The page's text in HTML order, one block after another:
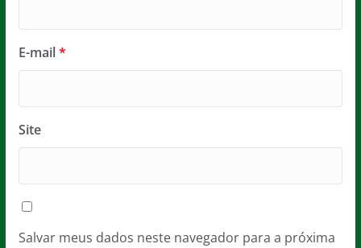
E-mail*
Site
Salvar meus dados neste navegador para a próxima